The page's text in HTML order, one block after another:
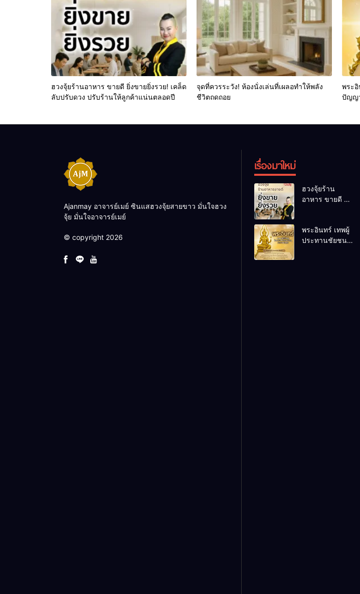
ฮวงจุ้ยร้านอาหาร ขายดี ยิ่งขายยิ่งรวย! เคล็ด
ลับปรับดวง ปรับร้านให้ลูกค้าแน่นตลอดปี
จุดที่ควรระวัง! ห้องนั่งเล่นที่เผลอทำให้พลัง
ชีวิตถดถอย
พระ
ปัญญ
Ajanmay อาจารย์เมย์ ซินแสฮวงจุ้ยสายขาว มั่นใจฮวง
จุ้ย มั่นใจอาจารย์เมย์
© copyright 2026
เรื่องมาใหม่
ฮวงจุ้ยร้าน
อาหาร ขายดี ยิ่ง
ปรับร้านให้ลูกค้า
แน่นตลอดปี
พระอินทร์ เทพผู้
ประทานชัยชนะ